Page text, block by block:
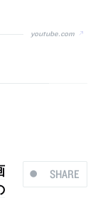
youtube.com
SHARE